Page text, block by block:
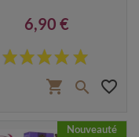
Prix
6,90 €
shopping_cart  favorite_border
Nouveauté